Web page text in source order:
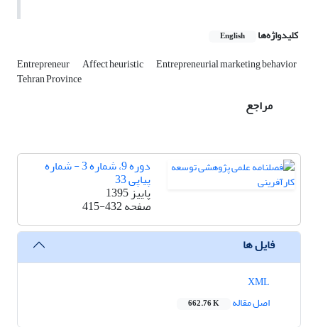
کلیدواژه‌ها English
Entrepreneur Affect heuristic Entrepreneurial marketing behavior
Tehran Province
مراجع
دوره 9، شماره 3 - شماره
پیاپی 33
پاییز 1395
صفحه415-432
فایل ها
اصل مقاله
662.76 K